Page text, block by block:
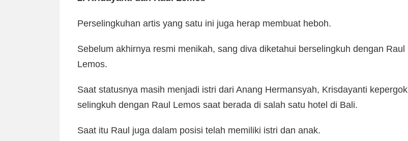
Perselingkuhan artis yang satu ini juga herap membuat heboh.
Sebelum akhirnya resmi menikah, sang diva diketahui berselingkuh dengan Raul
Lemos.
Saat statusnya masih menjadi istri dari Anang Hermansyah, Krisdayanti kepergok
selingkuh dengan Raul Lemos saat berada di salah satu hotel di Bali.
Saat itu Raul juga dalam posisi telah memiliki istri dan anak.